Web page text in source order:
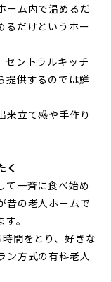
ーム内で温めるだ
るだけというホー
セントラルキッチ
提供するのでは鮮
来立て感や手作り
く
て一斉に食べ始め
昔の老人ホームで
。
間をとり、好きな
ン方式の有料老人